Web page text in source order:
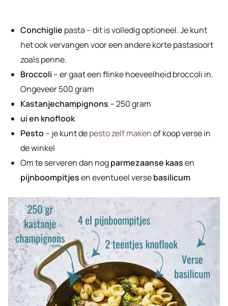
Conchiglie pasta – dit is volledig optioneel. Je kunt
het ook vervangen voor een andere korte pastasoort
zoals penne.
Broccoli – er gaat een flinke hoeveelheid broccoli in.
Ongeveer 500 gram
Kastanjechampignons – 250 gram
ui en knoflook
Pesto – je kunt depesto zelf makenof koop verse in
de winkel
Om te serveren dan nogparmezaanse kaasen
pijnboompitjesen eventueel versebasilicum